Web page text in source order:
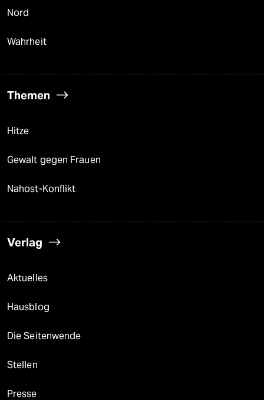
Nord
Wahrheit
Themen
Hitze
Gewalt gegen Frauen
Nahost-Konflikt
Verlag
Aktuelles
Hausblog
Die Seitenwende
Stellen
Presse